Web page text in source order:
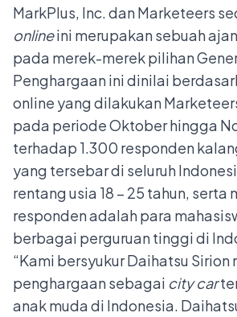
MarkPlus, Inc. dan Marketeers
onlineini merupakan sebuah
pada merek-merek pilihan
Penghargaan ini dinilai
online yang dilakukan
pada periode Oktober hingga
terhadap 1.300 responden
yang tersebar di seluruh
rentang usia 18 – 25 tahun, serta
responden adalah para
berbagai perguruan tinggi di
“Kami bersyukur Daihatsu
penghargaan sebagai city car
anak muda di Indonesia.